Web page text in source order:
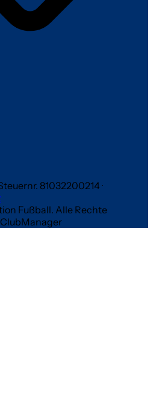
81032200214 ·
Fußball. Alle Rechte